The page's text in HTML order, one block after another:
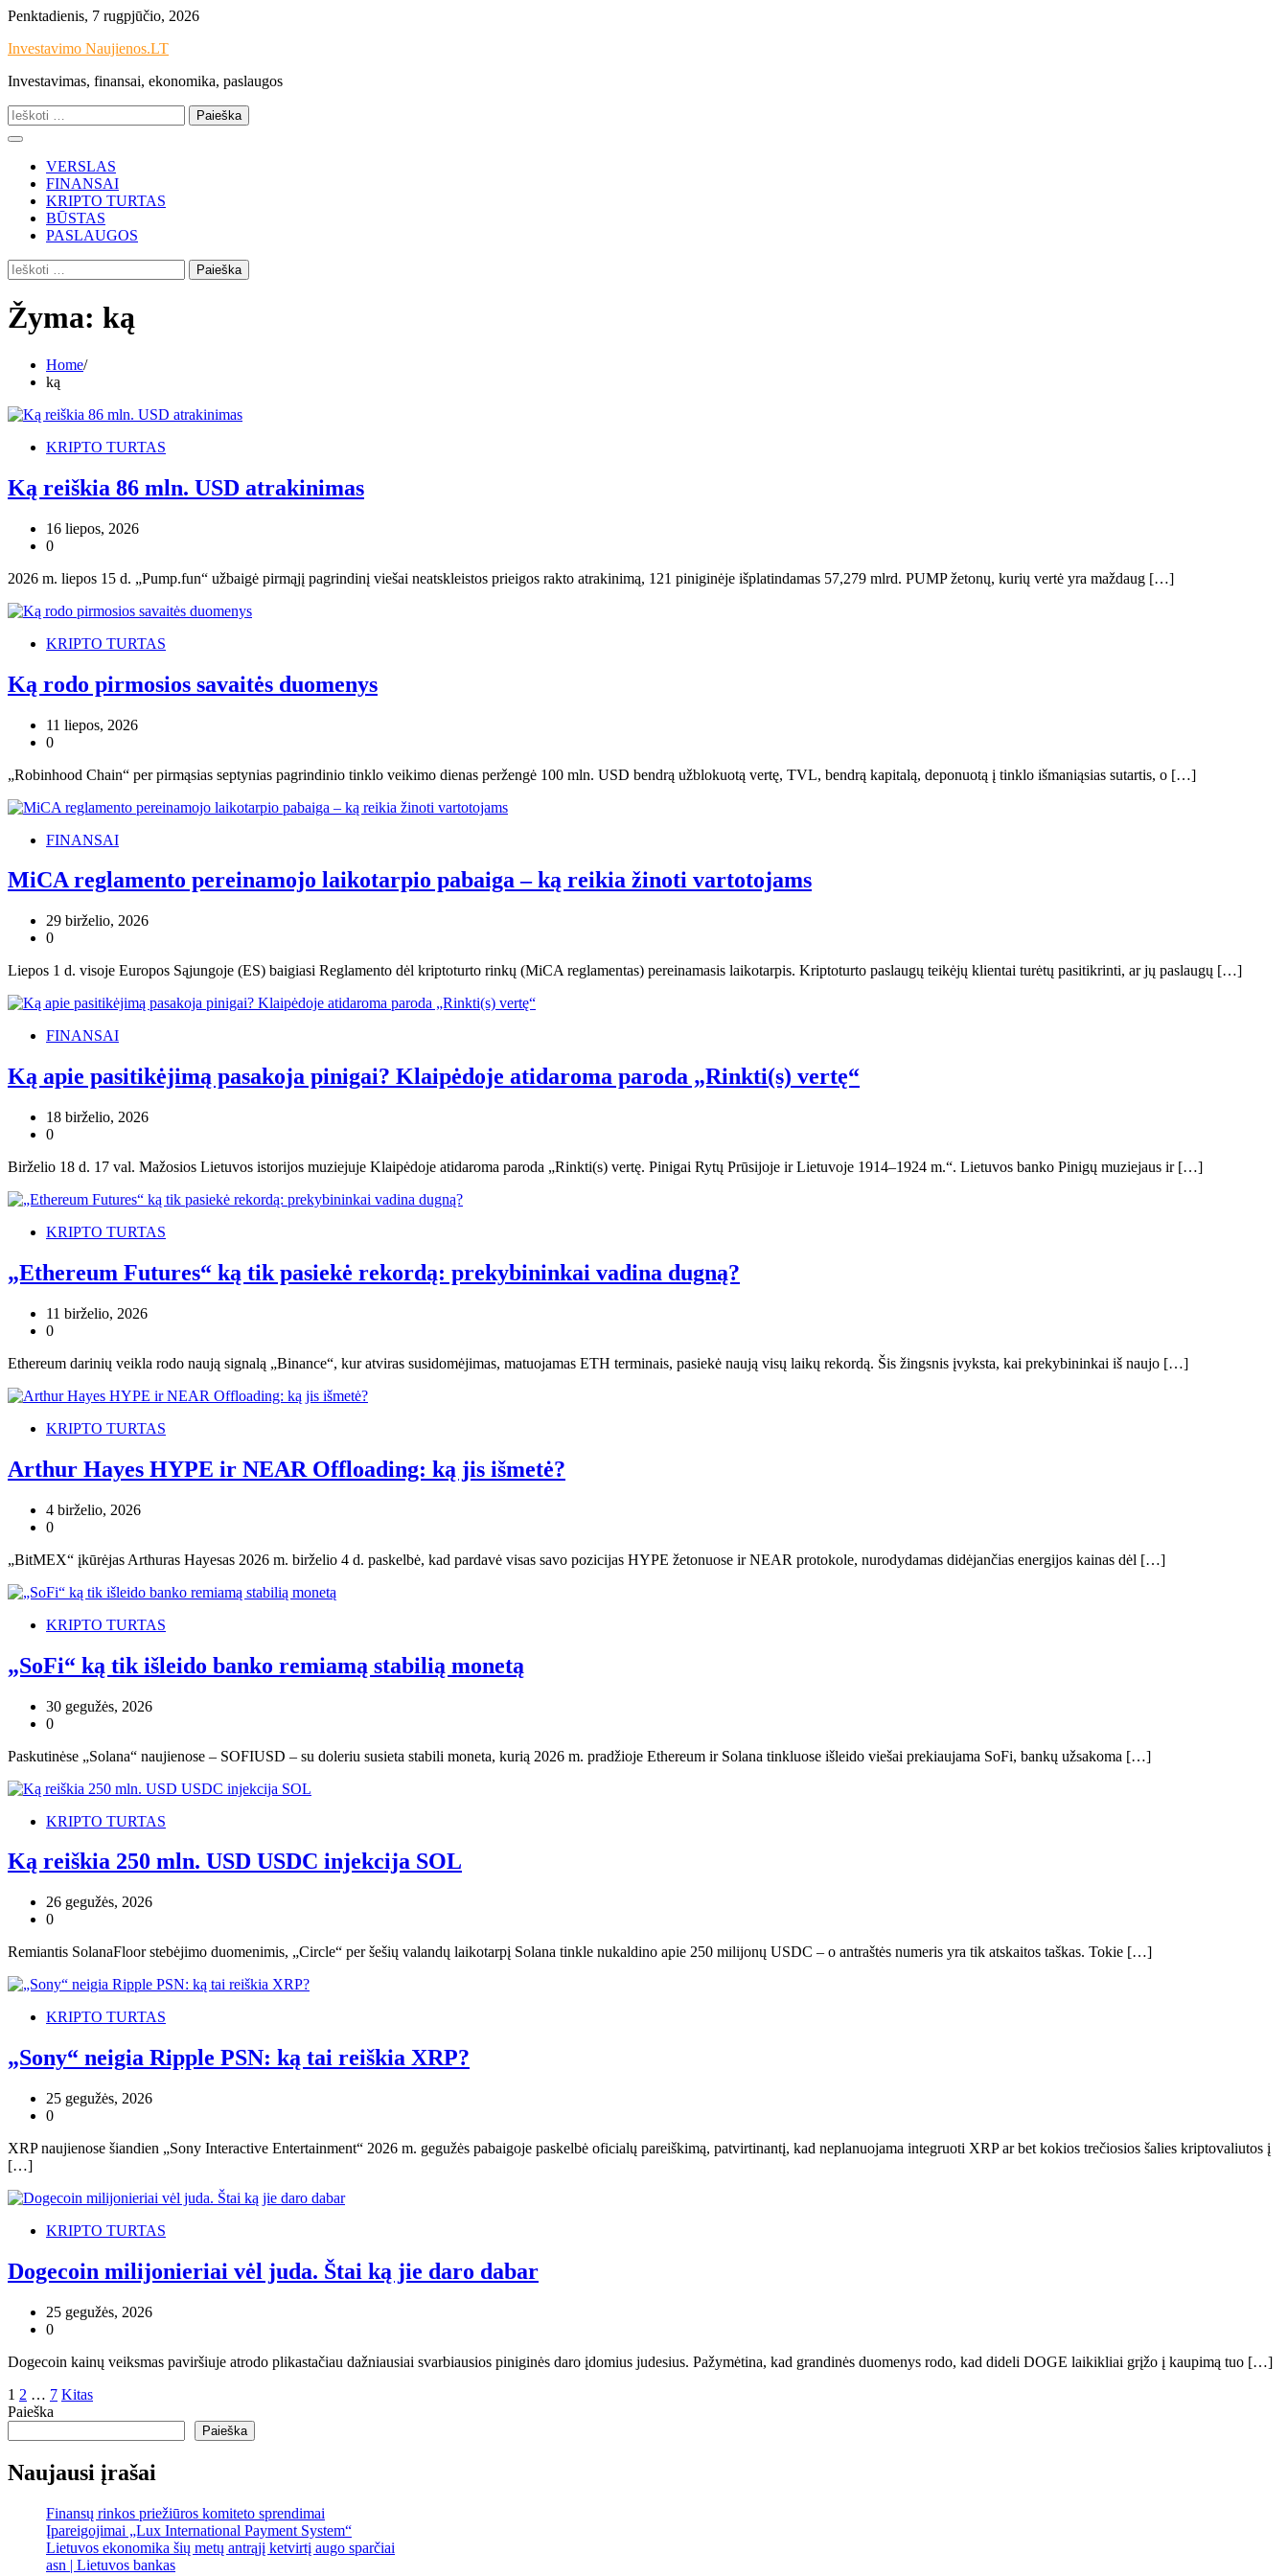
Skip
content
Penktadienis, 7 rugpjūčio, 2026
Investavimo Naujienos.LT
Investavimas, finansai, ekonomika, paslaugos
Ieškoti:
VERSLAS
FINANSAI
KRIPTO TURTAS
BŪSTAS
PASLAUGOS
Ieškoti:
Žyma: ką
Home
ką
KRIPTO TURTAS
Ką reiškia 86 mln. USD atrakinimas
16 liepos, 2026
0
2026 m. liepos 15 d. „Pump.fun“ užbaigė pirmąjį pagrindinį viešai neatskleistos prieigos rakto atrakinimą, 121 piniginėje išplatindamas 57,279 mlrd. PUMP žetonų, kurių vertė yra maždaug […]
KRIPTO TURTAS
Ką rodo pirmosios savaitės duomenys
11 liepos, 2026
0
„Robinhood Chain“ per pirmąsias septynias pagrindinio tinklo veikimo dienas peržengė 100 mln. USD bendrą užblokuotą vertę, TVL, bendrą kapitalą, deponuotą į tinklo išmaniąsias sutartis, o […]
FINANSAI
MiCA reglamento pereinamojo laikotarpio pabaiga – ką reikia žinoti vartotojams
29 birželio, 2026
0
Liepos 1 d. visoje Europos Sąjungoje (ES) baigiasi Reglamento dėl kriptoturto rinkų (MiCA reglamentas) pereinamasis laikotarpis. Kriptoturto paslaugų teikėjų klientai turėtų pasitikrinti, ar jų paslaugų […]
FINANSAI
Ką apie pasitikėjimą pasakoja pinigai? Klaipėdoje atidaroma paroda „Rinkti(s) vertę“
18 birželio, 2026
0
Birželio 18 d. 17 val. Mažosios Lietuvos istorijos muziejuje Klaipėdoje atidaroma paroda „Rinkti(s) vertę. Pinigai Rytų Prūsijoje ir Lietuvoje 1914–1924 m.“. Lietuvos banko Pinigų muziejaus ir […]
KRIPTO TURTAS
„Ethereum Futures“ ką tik pasiekė rekordą: prekybininkai vadina dugną?
11 birželio, 2026
0
Ethereum darinių veikla rodo naują signalą „Binance“, kur atviras susidomėjimas, matuojamas ETH terminais, pasiekė naują visų laikų rekordą. Šis žingsnis įvyksta, kai prekybininkai iš naujo […]
KRIPTO TURTAS
Arthur Hayes HYPE ir NEAR Offloading: ką jis išmetė?
4 birželio, 2026
0
„BitMEX“ įkūrėjas Arthuras Hayesas 2026 m. birželio 4 d. paskelbė, kad pardavė visas savo pozicijas HYPE žetonuose ir NEAR protokole, nurodydamas didėjančias energijos kainas dėl […]
KRIPTO TURTAS
„SoFi“ ką tik išleido banko remiamą stabilią monetą
30 gegužės, 2026
0
Paskutinėse „Solana“ naujienose – SOFIUSD – su doleriu susieta stabili moneta, kurią 2026 m. pradžioje Ethereum ir Solana tinkluose išleido viešai prekiaujama SoFi, bankų užsakoma […]
KRIPTO TURTAS
Ką reiškia 250 mln. USD USDC injekcija SOL
26 gegužės, 2026
0
Remiantis SolanaFloor stebėjimo duomenimis, „Circle“ per šešių valandų laikotarpį Solana tinkle nukaldino apie 250 milijonų USDC – o antraštės numeris yra tik atskaitos taškas. Tokie […]
KRIPTO TURTAS
„Sony“ neigia Ripple PSN: ką tai reiškia XRP?
25 gegužės, 2026
0
XRP naujienose šiandien „Sony Interactive Entertainment“ 2026 m. gegužės pabaigoje paskelbė oficialų pareiškimą, patvirtinantį, kad neplanuojama integruoti XRP ar bet kokios trečiosios šalies kriptovaliutos į
[…]
KRIPTO TURTAS
Dogecoin milijonieriai vėl juda. Štai ką jie daro dabar
25 gegužės, 2026
0
Dogecoin kainų veiksmas paviršiuje atrodo plikastačiau dažniausiai svarbiausios piniginės daro įdomius judesius. Pažymėtina, kad grandinės duomenys rodo, kad dideli DOGE laikikliai grįžo į kaupimą tuo […]
Įrašų
puslapiavimas
1 2 … 7 Kitas
Paieška
Paieška
Naujausi įrašai
Finansų rinkos priežiūros komiteto sprendimai
Įpareigojimai „Lux International Payment System“
Lietuvos ekonomika šių metų antrąjį ketvirtį augo sparčiai
asn | Lietuvos bankas